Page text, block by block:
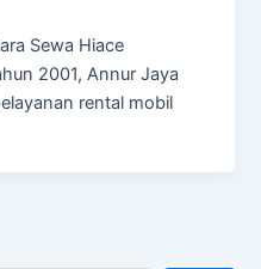
Sewa Hiace
2001, Annur Jaya
rental mobil